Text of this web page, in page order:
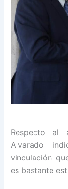
Respecto al
Alvarado
vinculación
es bastante